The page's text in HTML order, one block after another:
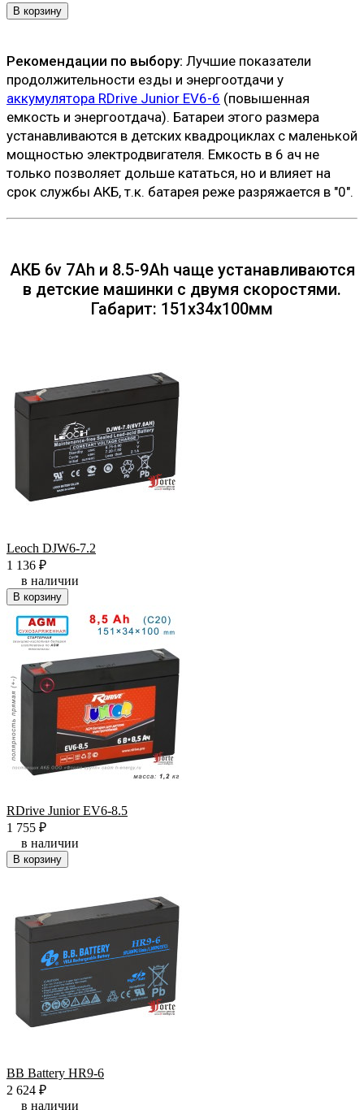
В корзину
Рекомендации по выбору: Лучшие показатели
продолжительности езды и энергоотдачи у
аккумулятора RDrive Junior EV6-6 (повышенная
емкость и энергоотдача). Батареи этого размера
устанавливаются в детских квадроциклах с маленькой
мощностью электродвигателя. Емкость в 6 ач не
только позволяет дольше кататься, но и влияет на
срок службы АКБ, т.к. батарея реже разряжается в "0".
АКБ 6v 7Ah и 8.5-9Ah чаще устанавливаются
в детские машинки с двумя скоростями.
Габарит: 151х34х100мм
Leoch DJW6-7.2
1 136 ₽
в наличии
В корзину
RDrive Junior EV6-8.5
1 755 ₽
в наличии
В корзину
BB Battery HR9-6
2 624 ₽
в наличии